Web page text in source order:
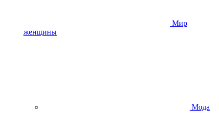
Мир
женщины
Мода